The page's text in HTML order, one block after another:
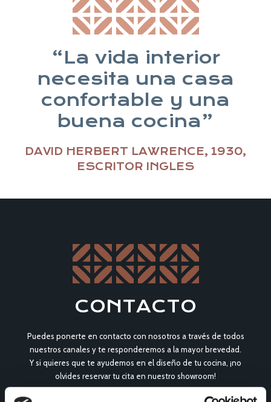
“La vida interior
necesita una casa
confortable y una
buena cocina”
DAVID HERBERT LAWRENCE, 1930,
ESCRITOR INGLES
CONTACTO
Puedes ponerte en contacto con nosotros a través de todos
nuestros canales y te responderemos a la mayor brevedad.
Y si quieres que te ayudemos en el diseño de tu cocina, ¡no
olvides reservar tu cita en nuestro showroom!